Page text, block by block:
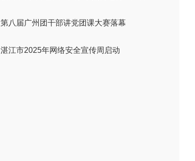
第八届广州团干部讲党团课大赛落幕
湛江市2025年网络安全宣传周启动